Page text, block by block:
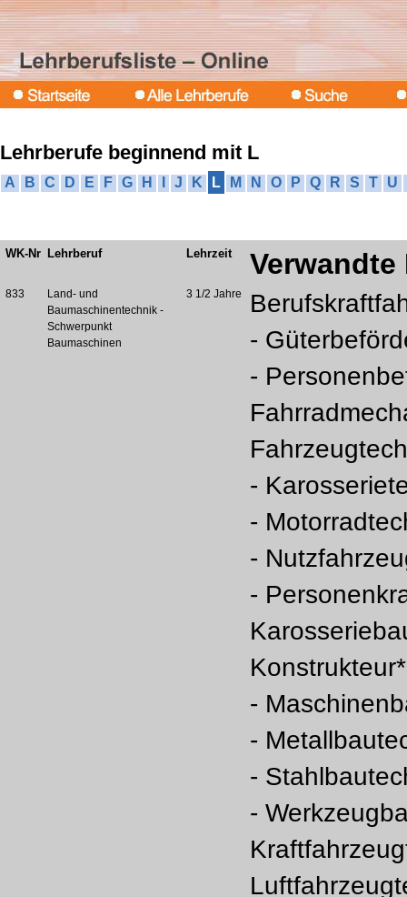
Lehrberufe beginnend mit L
A B C D E F G H J K L M N O P Q R S T U
WK-Nr Lehrberuf Lehrzeit
833
Land- und
Baumaschinentechnik -
Schwerpunkt
Baumaschinen
3 1/2 Jahre
-
-
-
-
-
-
-
-
-
-